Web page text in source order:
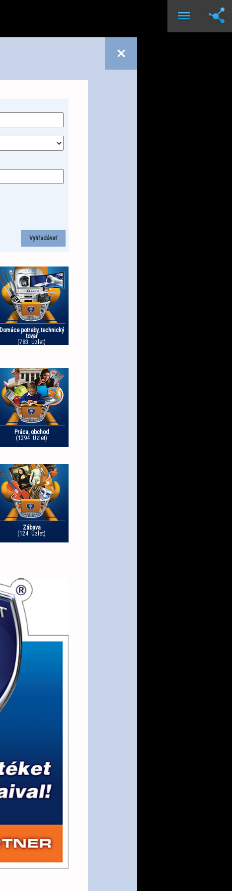
Domáce potreby, technický
tovar
(783 Üzlet)
Práca, obchod
(1294 Üzlet)
Zábava
(124 Üzlet)